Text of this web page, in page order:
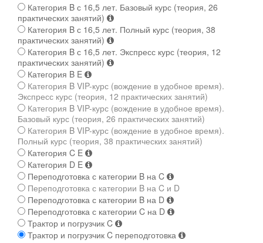
Категория B с 16,5 лет. Базовый курс (теория, 26
практических занятий)
Категория B с 16,5 лет. Полный курс (теория, 38
практических занятий)
Категория B с 16,5 лет. Экспресс курс (теория, 12
практических занятий)
Категория B E
Категория B VIP-курс (вождение в удобное время).
Экспресс курс (теория, 12 практических занятий)
Категория B VIP-курс (вождение в удобное время).
Базовый курс (теория, 26 практических занятий)
Категория B VIP-курс (вождение в удобное время).
Полный курс (теория, 38 практических занятий)
Категория C E
Категория D E
Переподготовка с категории B на C
Переподготовка с категории B на C и D
Переподготовка с категории B на D
Переподготовка с категории C на D
Трактор и погрузчик C
Трактор и погрузчик C переподготовка